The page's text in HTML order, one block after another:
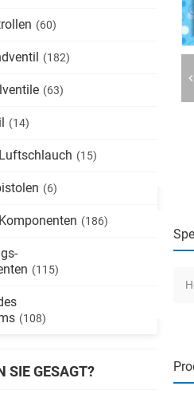
(60)
(182)
(63)
(14)
(15)
(6)
(186)
(115)
(108)
SIE GESAGT?